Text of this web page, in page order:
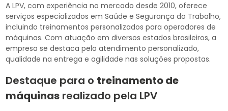
A LPV, com experiência no mercado desde 2010, oferece
serviços especializados em Saúde e Segurança do Trabalho,
incluindo treinamentos personalizados para operadores de
máquinas. Com atuação em diversos estados brasileiros, a
empresa se destaca pelo atendimento personalizado,
qualidade na entrega e agilidade nas soluções propostas.
Destaque para o treinamento de
máquinas realizado pela LPV